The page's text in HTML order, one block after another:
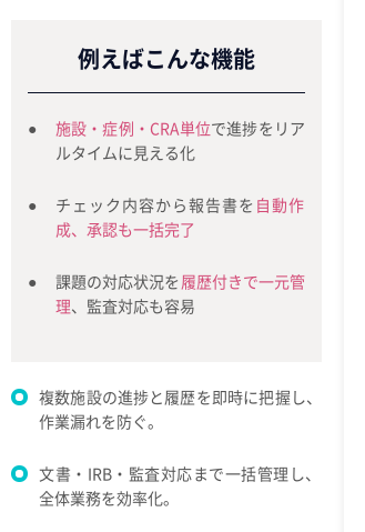
例えばこんな機能
施設・症例・CRA単位で進捗をリア
ルタイムに見える化
チェック内容から報告書を 自動作
成、承認も一括完了
課題の対応状況を 履歴付きで一元管
理、監査対応も容易
複数施設の進捗と履歴を即時に把握し、
作業漏れを防ぐ。
文書・IRB・監査対応まで一括管理し、
全体業務を効率化。